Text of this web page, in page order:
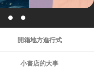
開箱地方進行式
小書店的大事